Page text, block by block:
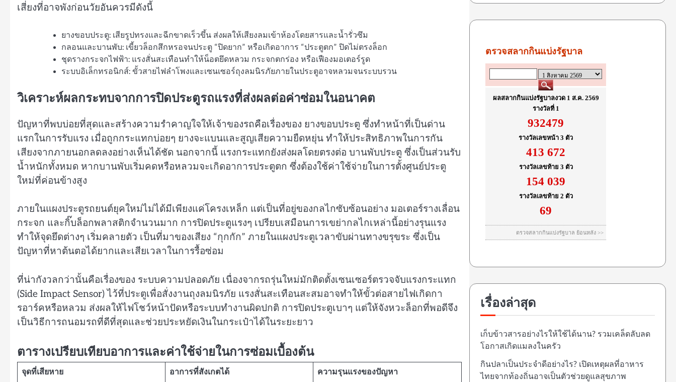
เสี่ยงที่อาจพังก่อนวัยอันควรมีดังนี้
ยางขอบประตู: เสียรูปทรงและฉีกขาดเร็วขึ้น ส่งผลให้เสียงลมเข้าห้องโดยสารและน้ำรั่วซึม
กลอนและบานพับ: เขี้ยวล็อกสึกหรอจนประตู “ปิดยาก” หรือเกิดอาการ “ประตูตก” ปิดไม่ตรงล็อก
ชุดรางกระจกไฟฟ้า: แรงสั่นสะเทือนทำให้น็อตยึดหลวม กระจกตกร่อง หรือเฟืองมอเตอร์รูด
ระบบอิเล็กทรอนิกส์: ขั้วสายไฟลำโพงและเซนเซอร์ถุงลมนิรภัยภายในประตูอาจหลวมจนระบบรวน
วิเคราะห์ผลกระทบจากการปิดประตูรถแรงที่ส่งผลต่อค่าซ่อมในอนาคต
ปัญหาที่พบบ่อยที่สุดและสร้างความรำคาญใจให้เจ้าของรถคือเรื่องของ ยางขอบประตู ซึ่งทำหน้าที่เป็นด่าน
แรกในการรับแรง เมื่อถูกกระแทกบ่อยๆ ยางจะแบนและสูญเสียความยืดหยุ่น ทำให้ประสิทธิภาพในการกัน
เสียงจากภายนอกลดลงอย่างเห็นได้ชัด นอกจากนี้ แรงกระแทกยังส่งผลโดยตรงต่อ บานพับประตู ซึ่งเป็นส่วนรับ
น้ำหนักทั้งหมด หากบานพับเริ่มคดหรือหลวมจะเกิดอาการประตูตก ซึ่งต้องใช้ค่าใช้จ่ายในการตั้งศูนย์ประตู
ใหม่ที่ค่อนข้างสูง
ภายในแผงประตูรถยนต์ยุคใหม่ไม่ได้มีเพียงแค่โครงเหล็ก แต่เป็นที่อยู่ของกลไกซับซ้อนอย่าง มอเตอร์รางเลื่อน
กระจก และกิ๊บล็อกพลาสติกจำนวนมาก การปิดประตูแรงๆ เปรียบเสมือนการเขย่ากลไกเหล่านี้อย่างรุนแรง
ทำให้จุดยึดต่างๆ เริ่มคลายตัว เป็นที่มาของเสียง “กุกกัก” ภายในแผงประตูเวลาขับผ่านทางขรุขระ ซึ่งเป็น
ปัญหาที่หาต้นตอได้ยากและเสียเวลาในการรื้อซ่อม
ที่น่ากังวลกว่านั้นคือเรื่องของ ระบบความปลอดภัย เนื่องจากรถรุ่นใหม่มักติดตั้งเซนเซอร์ตรวจจับแรงกระแทก
(Side Impact Sensor) ไว้ที่ประตูเพื่อสั่งงานถุงลมนิรภัย แรงสั่นสะเทือนสะสมอาจทำให้ขั้วต่อสายไฟเกิดกา
รอาร์คหรือหลวม ส่งผลให้ไฟโชว์หน้าปัดหรือระบบทำงานผิดปกติ การปิดประตูเบาๆ แต่ให้จังหวะล็อกที่พอดีจึง
เป็นวิธีการถนอมรถที่ดีที่สุดและช่วยประหยัดเงินในกระเป๋าได้ในระยะยาว
ตารางเปรียบเทียบอาการและค่าใช้จ่ายในการซ่อมเบื้องต้น
จุดที่เสียหาย อาการที่สังเกตได้ ความรุนแรงของปัญหา
เรื่องล่าสุด
เก็บข้าวสารอย่างไรให้ใช้ได้นาน? รวมเคล็ดลับลด
โอกาสเกิดแมลงในครัว
กินปลาเป็นประจำดีอย่างไร? เปิดเหตุผลที่อาหาร
ไทยจากท้องถิ่นอาจเป็นตัวช่วยดูแลสุขภาพ